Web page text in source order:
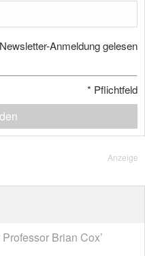
Anmeldung gelesen
* Pflichtfeld
Anzeige
Brian Cox’